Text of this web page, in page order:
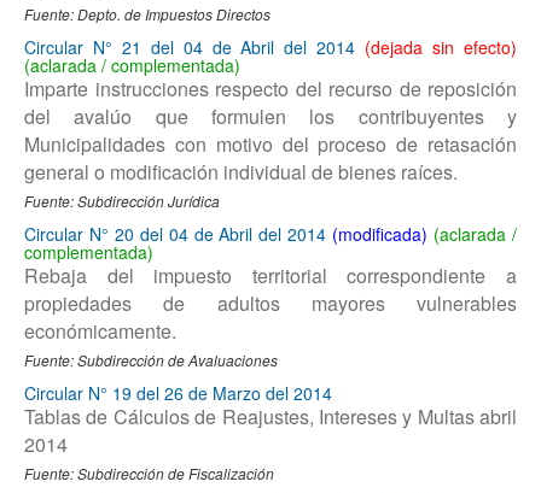
Fuente: Depto. de Impuestos Directos
Circular N° 21 del 04 de Abril del 2014
Imparte instrucciones respecto del recurso de reposición
del avalúo que formulen los contribuyentes y
Municipalidades con motivo del proceso de retasación
general o modificación individual de bienes raíces.
Fuente: Subdirección Jurídica
Circular N° 20 del 04 de Abril del 2014
Rebaja del impuesto territorial correspondiente a
propiedades de adultos mayores vulnerables
económicamente.
Fuente: Subdirección de Avaluaciones
Circular N° 19 del 26 de Marzo del 2014
Tablas de Cálculos de Reajustes, Intereses y Multas abril
2014
Fuente: Subdirección de Fiscalización